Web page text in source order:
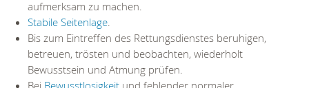
aufmerksam zu machen.
Stabile Seitenlage
Bis zum Eintreffen des Rettungsdienstes beruhigen,
betreuen, trösten und beobachten, wiederholt
Bewusstsein und Atmung prüfen.
Bei Bewusstlosigkeit und fehlender normaler